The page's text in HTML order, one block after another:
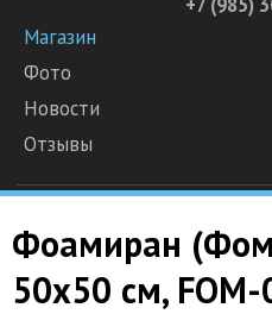
Магазин
Фото
Новости
Отзывы
Фоамиран (Фом
50х50 см,